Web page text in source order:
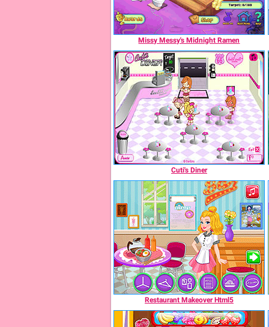
Missy Messy's Midnight Ramen
Cuti's Diner
Restaurant Makeover Html5